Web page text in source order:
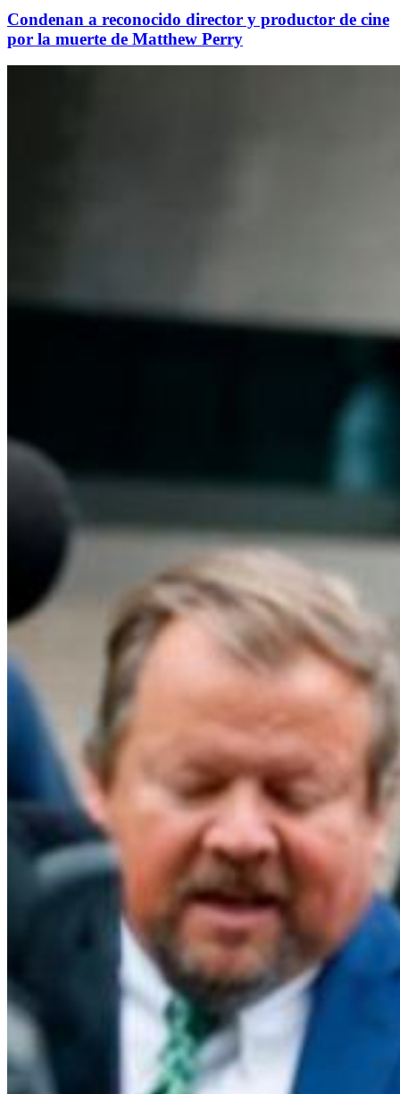
Condenan a reconocido director y productor de cine
por la muerte de Matthew Perry